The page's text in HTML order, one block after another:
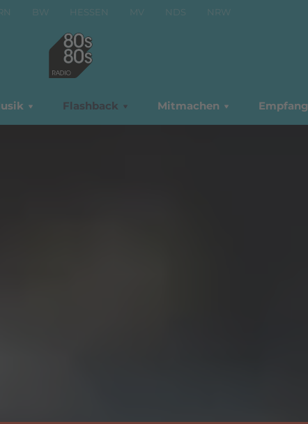
BW HESSEN MV NDS NRW
Flashback Mitmachen Empfang